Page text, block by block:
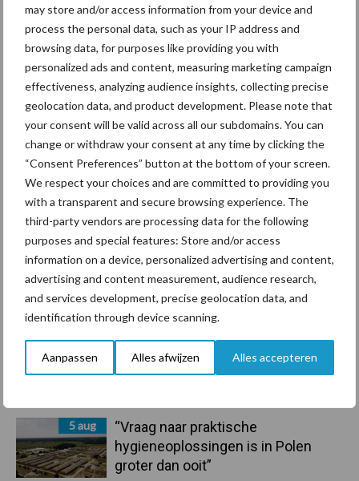
may store and/or access information from your device and
process the personal data, such as your IP address and
browsing data, for purposes like providing you with
personalized ads and content, measuring marketing campaign
effectiveness, analyzing audience insights, collecting precise
geolocation data, and product development. Please note that
your consent will be valid across all our subdomains. You can
change or withdraw your consent at any time by clicking the
“Consent Preferences” button at the bottom of your screen.
We respect your choices and are committed to providing you
with a transparent and secure browsing experience. The
third-party vendors are processing data for the following
purposes and special features: Store and/or access
information on a device, personalized advertising and content,
advertising and content measurement, audience research,
and services development, precise geolocation data, and
identification through device scanning.
Aanpassen Alles afwijzen Alles accepteren
Primaire
Sidebar
Recent nieuws Partner nieuws
6 aug
ForFarmers ziet volume en
marktaandeel groeien in krimpende
Nederlandse markt
Tien praktische tips voor een
langere levensduur
5 aug
“Vraag naar praktische
hygieneoplossingen is in Polen
groter dan ooit”
Mastitis Hittestress
Toon meer